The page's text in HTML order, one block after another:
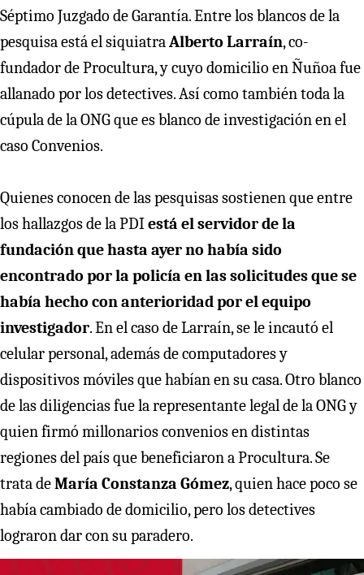
Séptimo Juzgado de Garantía. Entre los blancos de la
pesquisa está el siquiatraAlberto Larraín, co-
fundador de Procultura, y cuyo domicilio en Ñuñoa fue
allanado por los detectives. Así como también toda la
cúpula de la ONG que es blanco de investigación en el
caso Convenios.
Quienes conocen de las pesquisas sostienen que entre
los hallazgos de la PDIestá el servidor de la
fundación que hasta ayer no había sido
encontrado por la policía en las solicitudes que se
había hecho con anterioridad por el equipo
investigador. En el caso de Larraín, se le incautó el
celular personal, además de computadores y
dispositivos móviles que habían en su casa. Otro blanco
de las diligencias fue la representante legal de la ONG y
quien firmó millonarios convenios en distintas
regiones del país que beneficiaron a Procultura. Se
trata deMaría Constanza Gómez, quien hace poco se
había cambiado de domicilio, pero los detectives
lograron dar con su paradero.